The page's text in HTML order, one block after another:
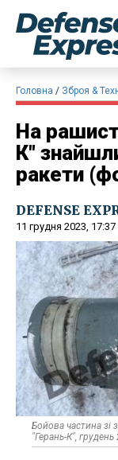
Головна Зброя &
На
К"
ракети
DEFENSE
11 грудня 2023, 17:37
Бойова частина зі
"Герань-К",